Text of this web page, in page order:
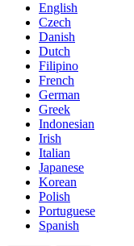
English
Czech
Danish
Dutch
Filipino
French
German
Greek
Indonesian
Irish
Italian
Japanese
Korean
Polish
Portuguese
Spanish